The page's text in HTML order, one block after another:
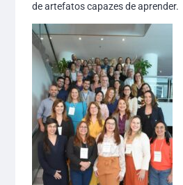
de artefatos capazes de aprender.